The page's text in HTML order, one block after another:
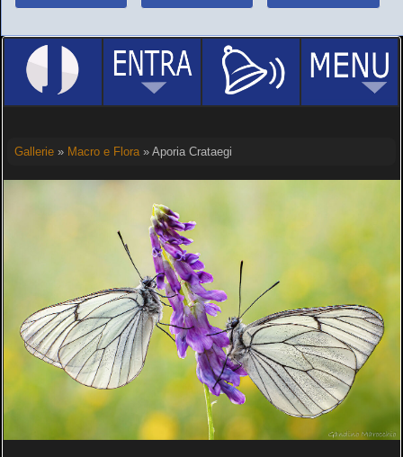
Gallerie» Macro e Flora» Aporia Crataegi